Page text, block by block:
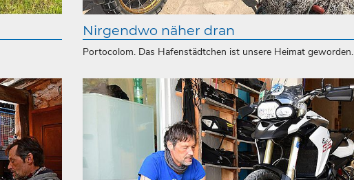
Nirgendwo näher dran
Portocolom. Das Hafenstädtchen ist unsere Heimat geworden.